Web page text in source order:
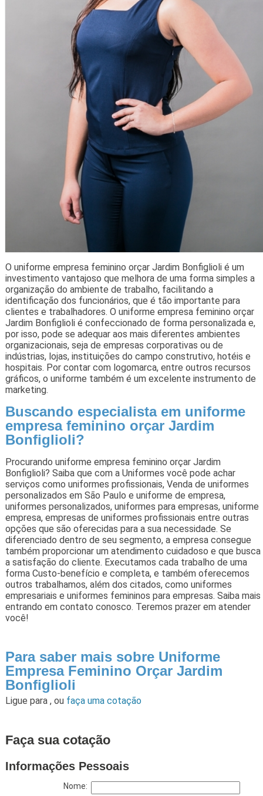
O uniforme empresa feminino orçar Jardim Bonfiglioli é um
investimento vantajoso que melhora de uma forma simples a
organização do ambiente de trabalho, facilitando a
identificação dos funcionários, que é tão importante para
clientes e trabalhadores. O uniforme empresa feminino orçar
Jardim Bonfiglioli é confeccionado de forma personalizada e,
por isso, pode se adequar aos mais diferentes ambientes
organizacionais, seja de empresas corporativas ou de
indústrias, lojas, instituições do campo construtivo, hotéis e
hospitais. Por contar com logomarca, entre outros recursos
gráficos, o uniforme também é um excelente instrumento de
marketing.
Buscando especialista em uniforme
empresa feminino orçar Jardim
Bonfiglioli?
Procurando uniforme empresa feminino orçar Jardim
Bonfiglioli? Saiba que com a Uniformes você pode achar
serviços como uniformes profissionais, Venda de uniformes
personalizados em São Paulo e uniforme de empresa,
uniformes personalizados, uniformes para empresas, uniforme
empresa, empresas de uniformes profissionais entre outras
opções que são oferecidas para a sua necessidade. Se
diferenciado dentro de seu segmento, a empresa consegue
também proporcionar um atendimento cuidadoso e que busca
a satisfação do cliente. Executamos cada trabalho de uma
forma Custo-benefício e completa, e também oferecemos
outros trabalhamos, além dos citados, como uniformes
empresariais e uniformes femininos para empresas. Saiba mais
entrando em contato conosco. Teremos prazer em atender
você!
Para saber mais sobre Uniforme
Empresa Feminino Orçar Jardim
Bonfiglioli
Ligue para , ou faça uma cotação
Faça sua cotação
Informações Pessoais
Nome: